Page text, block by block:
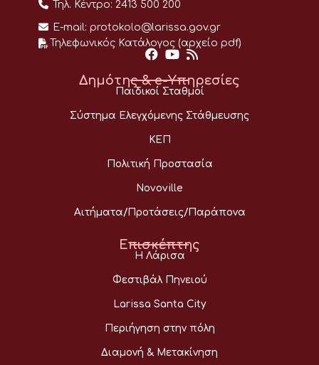
Τηλ. Κέντρο: 2413 500 200
E-mail: protokolo@larissa.gov.gr
Τηλεφωνικός Κατάλογος (αρχείο pdf)
Δημότης & e-Υπηρεσίες
Παιδικοί Σταθμοί
Σύστημα Ελεγχόμενης Στάθμευσης
ΚΕΠ
Πολιτική Προστασία
Novoville
Αιτήματα/Προτάσεις/Παράπονα
Επισκέπτης
Η Λάρισα
Φεστιβάλ Πηνειού
Larissa Santa City
Περιήγηση στην πόλη
Διαμονή & Μετακίνηση